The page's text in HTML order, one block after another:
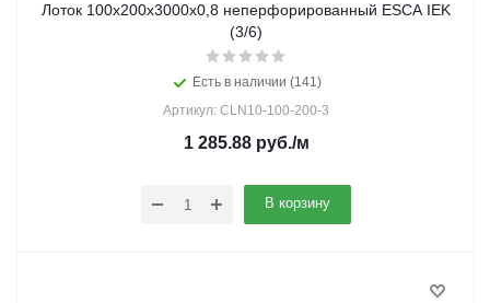
Лоток 100х200х3000х0,8 неперфорированный ESCA IEK
(3/6)
Есть в наличии (141)
Артикул: CLN10-100-200-3
1 285.88руб./м
В корзину